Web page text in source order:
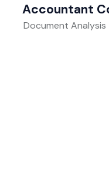
Accountant
Document Analysis